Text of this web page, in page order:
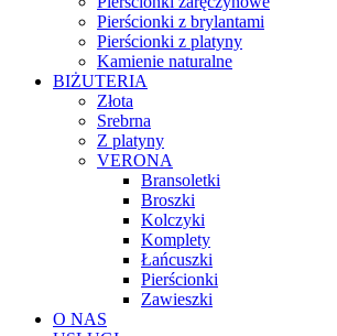
Pierścionki z brylantami
Pierścionki z platyny
Kamienie naturalne
BIŻUTERIA
Złota
Srebrna
Z platyny
VERONA
Bransoletki
Broszki
Kolczyki
Komplety
Łańcuszki
Pierścionki
Zawieszki
O NAS